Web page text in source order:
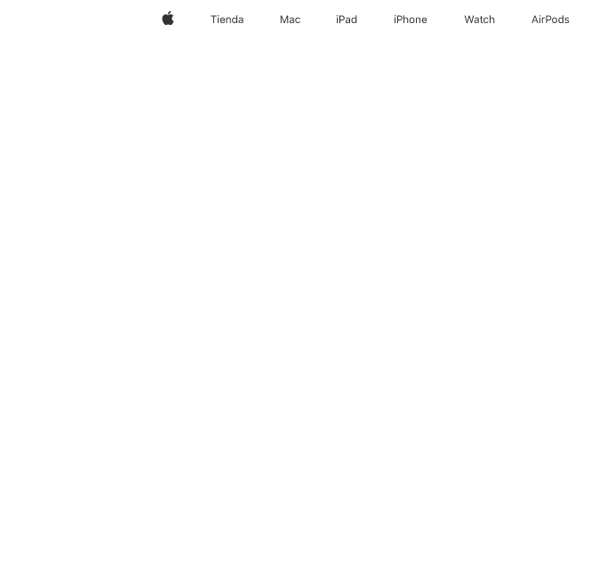
AppleTienda Mac iPad iPhone Watch AirPods